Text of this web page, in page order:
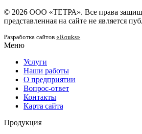
© 2026 ООО «ТЕТРА». Все права
представленная на сайте не является
Разработка сайтов «Rouks»
Меню
Услуги
Наши работы
О предприятии
Вопрос-ответ
Контакты
Карта сайта
Продукция